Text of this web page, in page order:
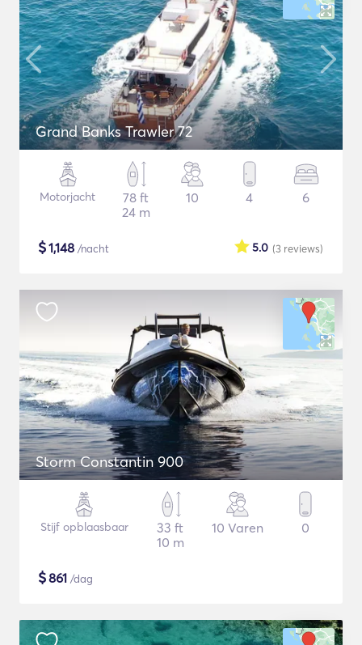
Grand Banks Trawler 72
Motorjacht
78 ft
24 m
10 4 6
$1,148 /nacht (3 reviews)
5.0
Storm Constantin 900
Stijf opblaasbaar
33 ft
10 m
10 Varen 0
$861 /dag